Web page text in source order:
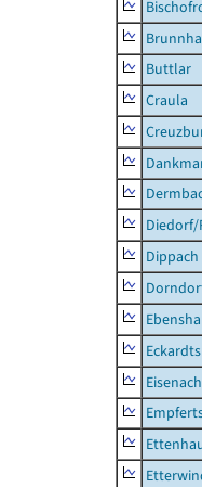
Buttlar
Craula
Dippach